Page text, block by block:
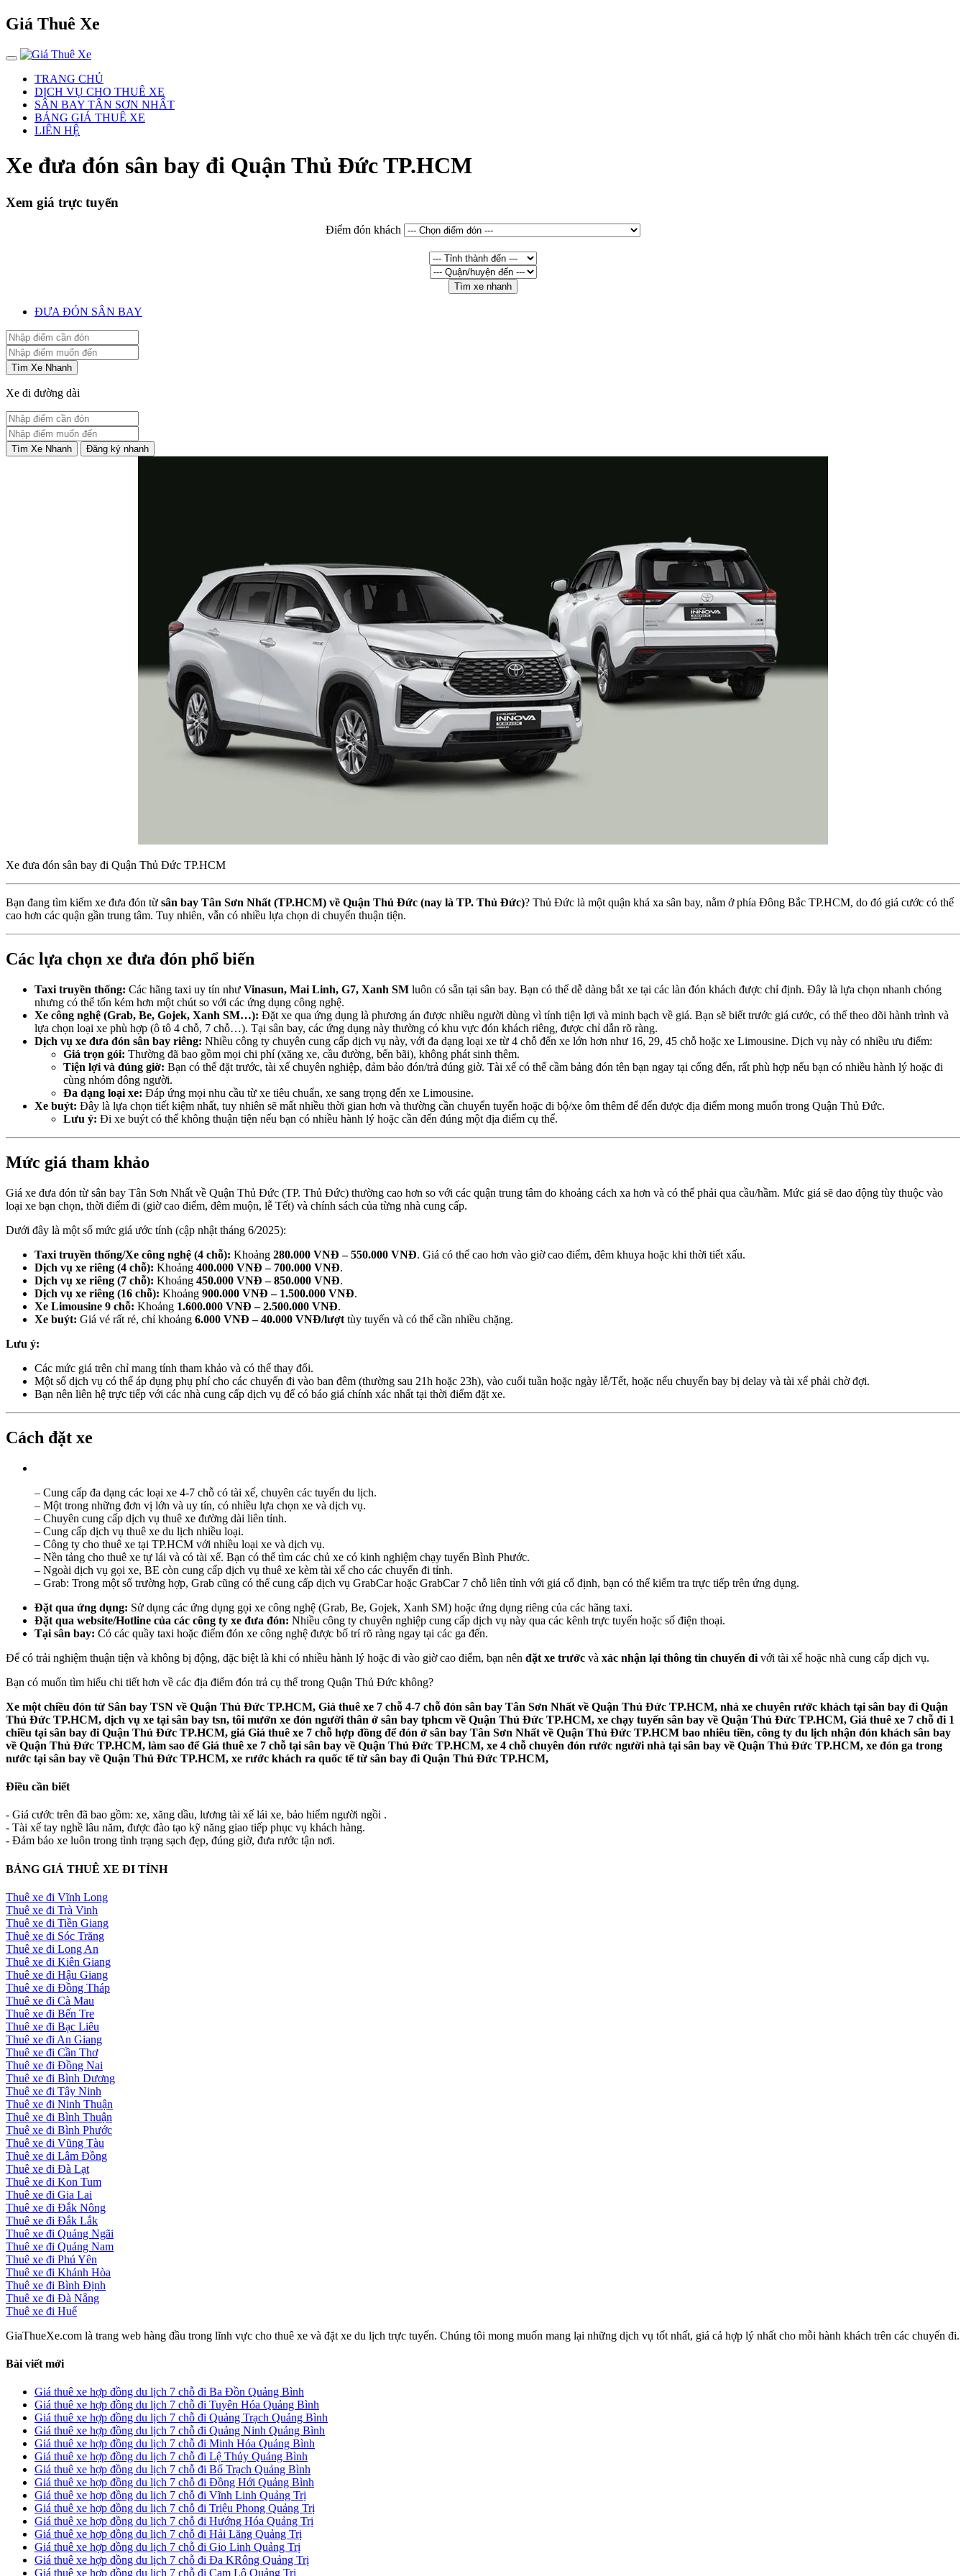
Giá Thuê Xe
TRANG CHỦ
DỊCH VỤ CHO THUÊ XE
SÂN BAY TÂN SƠN NHẤT
BẢNG GIÁ THUÊ XE
LIÊN HỆ
Xe đưa đón sân bay đi Quận Thủ Đức TP.HCM
Xem giá trực tuyến
Điểm đón khách
Tìm xe nhanh
ĐƯA ĐÓN SÂN BAY
Tìm Xe Nhanh
Xe đi đường dài
Tìm Xe Nhanh Đăng ký nhanh
Xe đưa đón sân bay đi Quận Thủ Đức TP.HCM
Bạn đang tìm kiếm xe đưa đón từ sân bay Tân Sơn Nhất (TP.HCM) về Quận Thủ Đức (nay là TP. Thủ Đức)? Thủ Đức là một quận khá xa sân bay, nằm ở phía Đông Bắc TP.HCM, do đó giá cước có thể
cao hơn các quận gần trung tâm. Tuy nhiên, vẫn có nhiều lựa chọn di chuyển thuận tiện.
Các lựa chọn xe đưa đón phổ biến
Taxi truyền thống: Các hãng taxi uy tín như Vinasun, Mai Linh, G7, Xanh SM luôn có sẵn tại sân bay. Bạn có thể dễ dàng bắt xe tại các làn đón khách được chỉ định. Đây là lựa chọn nhanh chóng
nhưng có thể tốn kém hơn một chút so với các ứng dụng công nghệ.
Xe công nghệ (Grab, Be, Gojek, Xanh SM…): Đặt xe qua ứng dụng là phương án được nhiều người dùng vì tính tiện lợi và minh bạch về giá. Bạn sẽ biết trước giá cước, có thể theo dõi hành trình và
lựa chọn loại xe phù hợp (ô tô 4 chỗ, 7 chỗ…). Tại sân bay, các ứng dụng này thường có khu vực đón khách riêng, được chỉ dẫn rõ ràng.
Dịch vụ xe đưa đón sân bay riêng: Nhiều công ty chuyên cung cấp dịch vụ này, với đa dạng loại xe từ 4 chỗ đến xe lớn hơn như 16, 29, 45 chỗ hoặc xe Limousine. Dịch vụ này có nhiều ưu điểm:
Giá trọn gói: Thường đã bao gồm mọi chi phí (xăng xe, cầu đường, bến bãi), không phát sinh thêm.
Tiện lợi và đúng giờ: Bạn có thể đặt trước, tài xế chuyên nghiệp, đảm bảo đón/trả đúng giờ. Tài xế có thể cầm bảng đón tên bạn ngay tại cổng đến, rất phù hợp nếu bạn có nhiều hành lý hoặc đi
cùng nhóm đông người.
Đa dạng loại xe: Đáp ứng mọi nhu cầu từ xe tiêu chuẩn, xe sang trọng đến xe Limousine.
Xe buýt: Đây là lựa chọn tiết kiệm nhất, tuy nhiên sẽ mất nhiều thời gian hơn và thường cần chuyển tuyến hoặc đi bộ/xe ôm thêm để đến được địa điểm mong muốn trong Quận Thủ Đức.
Lưu ý: Đi xe buýt có thể không thuận tiện nếu bạn có nhiều hành lý hoặc cần đến đúng một địa điểm cụ thể.
Mức giá tham khảo
Giá xe đưa đón từ sân bay Tân Sơn Nhất về Quận Thủ Đức (TP. Thủ Đức) thường cao hơn so với các quận trung tâm do khoảng cách xa hơn và có thể phải qua cầu/hầm. Mức giá sẽ dao động tùy thuộc vào
loại xe bạn chọn, thời điểm đi (giờ cao điểm, đêm muộn, lễ Tết) và chính sách của từng nhà cung cấp.
Dưới đây là một số mức giá ước tính (cập nhật tháng 6/2025):
Taxi truyền thống/Xe công nghệ (4 chỗ): Khoảng 280.000 VNĐ – 550.000 VNĐ. Giá có thể cao hơn vào giờ cao điểm, đêm khuya hoặc khi thời tiết xấu.
Dịch vụ xe riêng (4 chỗ): Khoảng 400.000 VNĐ – 700.000 VNĐ.
Dịch vụ xe riêng (7 chỗ): Khoảng 450.000 VNĐ – 850.000 VNĐ.
Dịch vụ xe riêng (16 chỗ): Khoảng 900.000 VNĐ – 1.500.000 VNĐ.
Xe Limousine 9 chỗ: Khoảng 1.600.000 VNĐ – 2.500.000 VNĐ.
Xe buýt: Giá vé rất rẻ, chỉ khoảng 6.000 VNĐ – 40.000 VNĐ/lượt tùy tuyến và có thể cần nhiều chặng.
Lưu ý:
Các mức giá trên chỉ mang tính tham khảo và có thể thay đổi.
Một số dịch vụ có thể áp dụng phụ phí cho các chuyến đi vào ban đêm (thường sau 21h hoặc 23h), vào cuối tuần hoặc ngày lễ/Tết, hoặc nếu chuyến bay bị delay và tài xế phải chờ đợi.
Bạn nên liên hệ trực tiếp với các nhà cung cấp dịch vụ để có báo giá chính xác nhất tại thời điểm đặt xe.
Cách đặt xe
– Cung cấp đa dạng các loại xe 4-7 chỗ có tài xế, chuyên các tuyến du lịch.
– Một trong những đơn vị lớn và uy tín, có nhiều lựa chọn xe và dịch vụ.
– Chuyên cung cấp dịch vụ thuê xe đường dài liên tỉnh.
– Cung cấp dịch vụ thuê xe du lịch nhiều loại.
– Công ty cho thuê xe tại TP.HCM với nhiều loại xe và dịch vụ.
– Nền tảng cho thuê xe tự lái và có tài xế. Bạn có thể tìm các chủ xe có kinh nghiệm chạy tuyến Bình Phước.
– Ngoài dịch vụ gọi xe, BE còn cung cấp dịch vụ thuê xe kèm tài xế cho các chuyến đi tỉnh.
– Grab: Trong một số trường hợp, Grab cũng có thể cung cấp dịch vụ GrabCar hoặc GrabCar 7 chỗ liên tỉnh với giá cố định, bạn có thể kiểm tra trực tiếp trên ứng dụng.
Đặt qua ứng dụng: Sử dụng các ứng dụng gọi xe công nghệ (Grab, Be, Gojek, Xanh SM) hoặc ứng dụng riêng của các hãng taxi.
Đặt qua website/Hotline của các công ty xe đưa đón: Nhiều công ty chuyên nghiệp cung cấp dịch vụ này qua các kênh trực tuyến hoặc số điện thoại.
Tại sân bay: Có các quầy taxi hoặc điểm đón xe công nghệ được bố trí rõ ràng ngay tại các ga đến.
Để có trải nghiệm thuận tiện và không bị động, đặc biệt là khi có nhiều hành lý hoặc đi vào giờ cao điểm, bạn nên đặt xe trước và xác nhận lại thông tin chuyến đi với tài xế hoặc nhà cung cấp dịch vụ.
Bạn có muốn tìm hiểu chi tiết hơn về các địa điểm đón trả cụ thể trong Quận Thủ Đức không?
Xe một chiều đón từ Sân bay TSN về Quận Thủ Đức TP.HCM, Giá thuê xe 7 chỗ 4-7 chỗ đón sân bay Tân Sơn Nhất về Quận Thủ Đức TP.HCM, nhà xe chuyên rước khách tại sân bay đi Quận
Thủ Đức TP.HCM, dịch vụ xe tại sân bay tsn, tôi mướn xe đón người thân ở sân bay tphcm về Quận Thủ Đức TP.HCM, xe chạy tuyến sân bay về Quận Thủ Đức TP.HCM, Giá thuê xe 7 chỗ đi 1
chiều tại sân bay đi Quận Thủ Đức TP.HCM, giá Giá thuê xe 7 chỗ hợp đồng để đón ở sân bay Tân Sơn Nhất về Quận Thủ Đức TP.HCM bao nhiêu tiền, công ty du lịch nhận đón khách sân bay
về Quận Thủ Đức TP.HCM, làm sao để Giá thuê xe 7 chỗ tại sân bay về Quận Thủ Đức TP.HCM, xe 4 chỗ chuyên đón rước người nhà tại sân bay về Quận Thủ Đức TP.HCM, xe đón ga trong
nước tại sân bay về Quận Thủ Đức TP.HCM, xe rước khách ra quốc tế từ sân bay đi Quận Thủ Đức TP.HCM,
Điều cần biết
- Giá cước trên đã bao gồm: xe, xăng dầu, lương tài xế lái xe, bảo hiểm người ngồi .
- Tài xế tay nghề lâu năm, được đào tạo kỹ năng giao tiếp phục vụ khách hàng.
- Đảm bảo xe luôn trong tình trạng sạch đẹp, đúng giờ, đưa rước tận nơi.
BẢNG GIÁ THUÊ XE ĐI TỈNH
Thuê xe đi Vĩnh Long
Thuê xe đi Trà Vinh
Thuê xe đi Tiền Giang
Thuê xe đi Sóc Trăng
Thuê xe đi Long An
Thuê xe đi Kiên Giang
Thuê xe đi Hậu Giang
Thuê xe đi Đồng Tháp
Thuê xe đi Cà Mau
Thuê xe đi Bến Tre
Thuê xe đi Bạc Liêu
Thuê xe đi An Giang
Thuê xe đi Cần Thơ
Thuê xe đi Đồng Nai
Thuê xe đi Bình Dương
Thuê xe đi Tây Ninh
Thuê xe đi Ninh Thuận
Thuê xe đi Bình Thuận
Thuê xe đi Bình Phước
Thuê xe đi Vũng Tàu
Thuê xe đi Lâm Đồng
Thuê xe đi Đà Lạt
Thuê xe đi Kon Tum
Thuê xe đi Gia Lai
Thuê xe đi Đắk Nông
Thuê xe đi Đắk Lắk
Thuê xe đi Quảng Ngãi
Thuê xe đi Quảng Nam
Thuê xe đi Phú Yên
Thuê xe đi Khánh Hòa
Thuê xe đi Bình Định
Thuê xe đi Đà Nẵng
Thuê xe đi Huế
GiaThueXe.com là trang web hàng đầu trong lĩnh vực cho thuê xe và đặt xe du lịch trực tuyến. Chúng tôi mong muốn mang lại những dịch vụ tốt nhất, giá cả hợp lý nhất cho mỗi hành khách trên các chuyến đi.
Bài viết mới
Giá thuê xe hợp đồng du lịch 7 chỗ đi Ba Đồn Quảng Bình
Giá thuê xe hợp đồng du lịch 7 chỗ đi Tuyên Hóa Quảng Bình
Giá thuê xe hợp đồng du lịch 7 chỗ đi Quảng Trạch Quảng Bình
Giá thuê xe hợp đồng du lịch 7 chỗ đi Quảng Ninh Quảng Bình
Giá thuê xe hợp đồng du lịch 7 chỗ đi Minh Hóa Quảng Bình
Giá thuê xe hợp đồng du lịch 7 chỗ đi Lệ Thủy Quảng Bình
Giá thuê xe hợp đồng du lịch 7 chỗ đi Bố Trạch Quảng Bình
Giá thuê xe hợp đồng du lịch 7 chỗ đi Đồng Hới Quảng Bình
Giá thuê xe hợp đồng du lịch 7 chỗ đi Vĩnh Linh Quảng Trị
Giá thuê xe hợp đồng du lịch 7 chỗ đi Triệu Phong Quảng Trị
Giá thuê xe hợp đồng du lịch 7 chỗ đi Hướng Hóa Quảng Trị
Giá thuê xe hợp đồng du lịch 7 chỗ đi Hải Lăng Quảng Trị
Giá thuê xe hợp đồng du lịch 7 chỗ đi Gio Linh Quảng Trị
Giá thuê xe hợp đồng du lịch 7 chỗ đi Đa KRông Quảng Trị
Giá thuê xe hợp đồng du lịch 7 chỗ đi Cam Lộ Quảng Trị